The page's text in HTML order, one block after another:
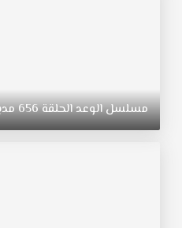
مسلسلالوعدالحلقة656